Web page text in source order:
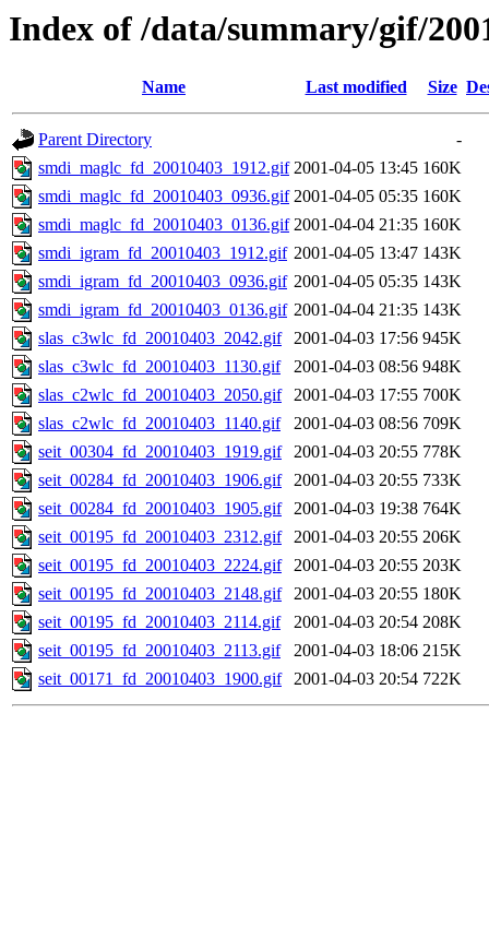
Index of /data/summary/gif/
Name Last modified Size
Parent Directory
-
smdi_maglc_fd_20010403_1912.gif 2001-04-05 13:45 160K
smdi_maglc_fd_20010403_0936.gif 2001-04-05 05:35 160K
smdi_maglc_fd_20010403_0136.gif 2001-04-04 21:35 160K
smdi_igram_fd_20010403_1912.gif 2001-04-05 13:47 143K
smdi_igram_fd_20010403_0936.gif 2001-04-05 05:35 143K
smdi_igram_fd_20010403_0136.gif 2001-04-04 21:35 143K
slas_c3wlc_fd_20010403_2042.gif
2001-04-03 17:56 945K
slas_c3wlc_fd_20010403_1130.gif
2001-04-03 08:56 948K
slas_c2wlc_fd_20010403_2050.gif
2001-04-03 17:55 700K
slas_c2wlc_fd_20010403_1140.gif
2001-04-03 08:56 709K
seit_00304_fd_20010403_1919.gif
2001-04-03 20:55 778K
seit_00284_fd_20010403_1906.gif
2001-04-03 20:55 733K
seit_00284_fd_20010403_1905.gif
2001-04-03 19:38 764K
seit_00195_fd_20010403_2312.gif
2001-04-03 20:55 206K
seit_00195_fd_20010403_2224.gif
2001-04-03 20:55 203K
seit_00195_fd_20010403_2148.gif
2001-04-03 20:55 180K
seit_00195_fd_20010403_2114.gif
2001-04-03 20:54 208K
seit_00195_fd_20010403_2113.gif
2001-04-03 18:06 215K
seit_00171_fd_20010403_1900.gif
2001-04-03 20:54 722K